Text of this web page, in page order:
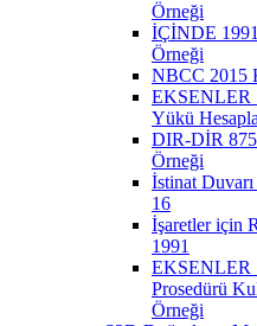
Örneği
İÇİNDE
Örneği
NBCC 2015
EKSENLER
Yükü
DIR-DİR
Örneği
İstinat
16
İşaretler için
1991
EKSENLER
Prosedürü
Örneği